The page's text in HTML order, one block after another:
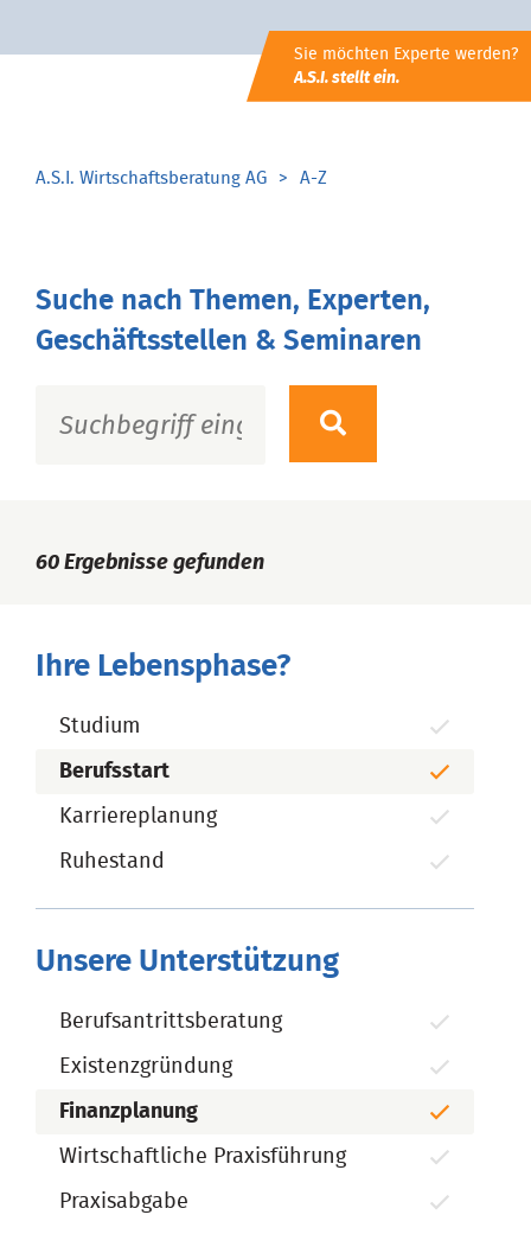
Sie möchten Experte werden?
A.S.I. stellt ein.
A.S.I. Wirtschaftsberatung AG A-Z
Suche nach Themen, Experten,
Geschäftsstellen & Seminaren
60 Ergebnisse gefunden
Ihre Lebensphase?
Studium
Berufsstart
Karriereplanung
Ruhestand
Unsere Unterstützung
Berufsantrittsberatung
Existenzgründung
Finanzplanung
Wirtschaftliche Praxisführung
Praxisabgabe